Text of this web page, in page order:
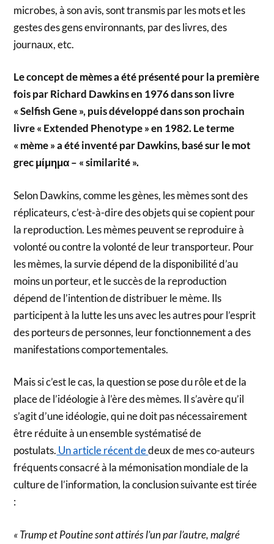
microbes, à son avis, sont transmis par les mots et les
gestes des gens environnants, par des livres, des
journaux, etc.
Le concept de mèmes a été présenté pour la première
fois par Richard Dawkins en 1976 dans son livre
« Selfish Gene », puis développé dans son prochain
livre « Extended Phenotype » en 1982. Le terme
« mème » a été inventé par Dawkins, basé sur le mot
grec μίμημα – « similarité ».
Selon Dawkins, comme les gènes, les mèmes sont des
réplicateurs, c’est-à-dire des objets qui se copient pour
la reproduction. Les mèmes peuvent se reproduire à
volonté ou contre la volonté de leur transporteur. Pour
les mèmes, la survie dépend de la disponibilité d’au
moins un porteur, et le succès de la reproduction
dépend de l’intention de distribuer le mème. Ils
participent à la lutte les uns avec les autres pour l’esprit
des porteurs de personnes, leur fonctionnement a des
manifestations comportementales.
Mais si c’est le cas, la question se pose du rôle et de la
place de l’idéologie à l’ère des mèmes. Il s’avère qu’il
s’agit d’une idéologie, qui ne doit pas nécessairement
être réduite à un ensemble systématisé de
postulats. Un article récent dedeux de mes co-auteurs
fréquents consacré à la mémonisation mondiale de la
culture de l’information, la conclusion suivante est tirée
:
« Trump et Poutine sont attirés l’un par l’autre, malgré